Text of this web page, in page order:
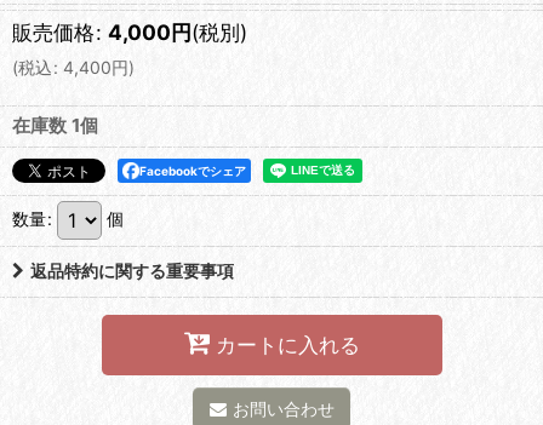
販売価格: 4,000円(税別)
(税込: 4,400円)
在庫数 1個
Facebookでシェア
数量: 個
返品特約に関する重要事項
カートに入れる
お問い合わせ